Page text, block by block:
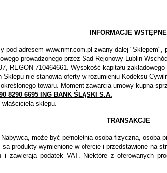
INFORMACJE WSTĘPNE
pod adresem www.nmr.com.pl zwany dalej
prowadzonego przez Sąd Rejonowy Lublin
REGON 710464661. Wysokość kapitału
nie stanowią oferty w rozumieniu Kodeksu
towaru. Moment zawarcia umowy kupna-
8290 6695 ING BANK ŚLĄSKI S.A.
sklepu.
TRANSAKCJE
może być pełnoletnia osoba fizyczna, osoba
produkty wymienione w ofercie i przedstawione na
zawierają podatek VAT. Niektóre z oferowanych